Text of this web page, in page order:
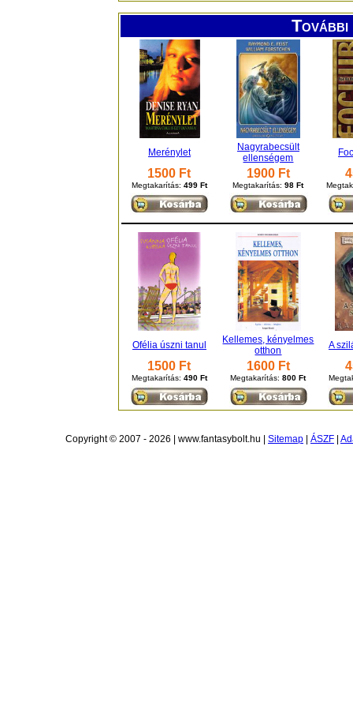
Merénylet
Nagyrabecsült
ellenségem
1500 Ft
Megtakarítás: 499 Ft
1900 Ft
Megtakarítás:98 Ft
Ofélia úszni tanul
Kellemes, kényelmes
otthon
A
1500 Ft
Megtakarítás: 490 Ft
1600 Ft
Megtakarítás:800 Ft
Copyright © 2007 - 2026 | www.fantasybolt.hu | Sitemap ÁSZF